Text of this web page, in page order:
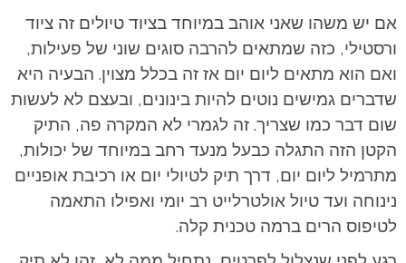
אם יש משהו שאני אוהב במיוחד בציוד טיולים זה ציוד
ורסטילי, כזה שמתאים להרבה סוגים שוני של פעילות,
ואם הוא מתאים ליום יום אז זה בכלל מצוין. הבעיה היא
שדברים גמישים נוטים להיות בינונים, ובעצם לא לעשות
שום דבר כמו שצריך. זה לגמרי לא המקרה פה, התיק
הקטן הזה התגלה כבעל מנעד רחב במיוחד של יכולות,
מתרמיל ליום יום, דרך תיק לטיולי יום או רכיבת אופניים
נינוחה ועד טיול אולטרלייט רב יומי ואפילו התאמה
לטיפוס הרים ברמה טכנית קלה.